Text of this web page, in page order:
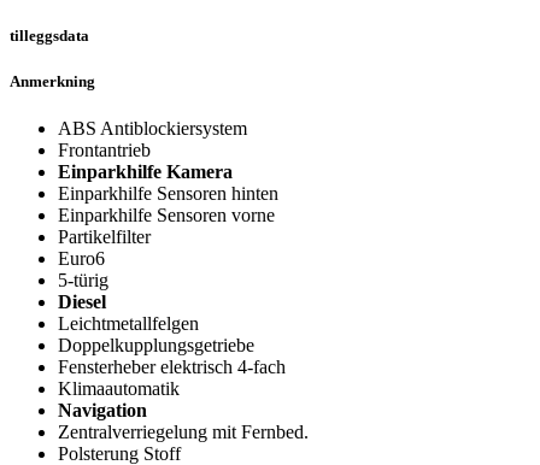
tilleggsdata
Anmerkning
ABS Antiblockiersystem
Frontantrieb
Einparkhilfe Kamera
Einparkhilfe Sensoren hinten
Einparkhilfe Sensoren vorne
Partikelfilter
Euro6
5-türig
Diesel
Leichtmetallfelgen
Doppelkupplungsgetriebe
Fensterheber elektrisch 4-fach
Klimaautomatik
Navigation
Zentralverriegelung mit Fernbed.
Polsterung Stoff